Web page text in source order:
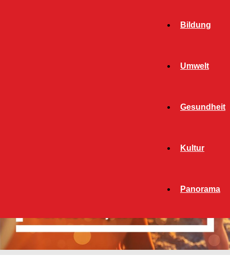
Bildung
Umwelt
Gesundheit
Kultur
Panorama